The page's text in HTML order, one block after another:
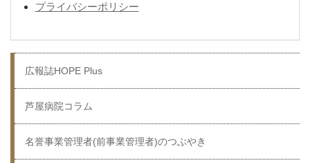
プライバシーポリシー
広報誌HOPE Plus
芦屋病院コラム
名誉事業管理者(前事業管理者)のつぶやき